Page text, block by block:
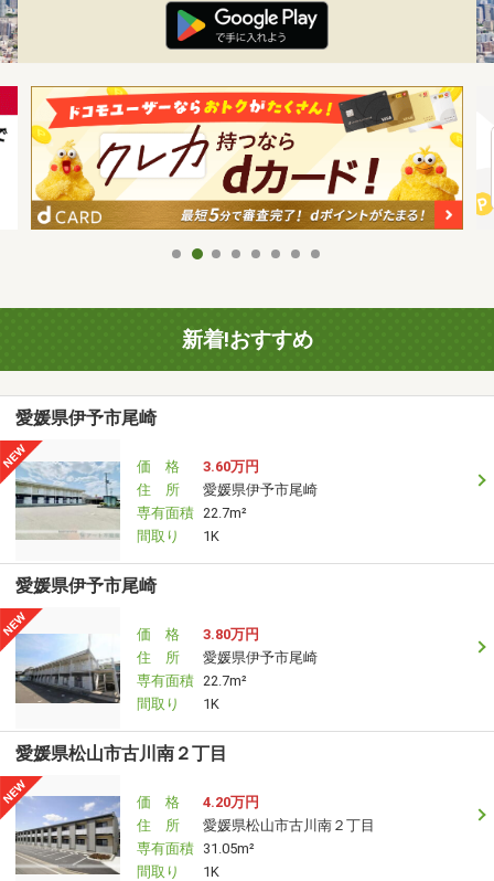
新着!おすすめ
愛媛県伊予市尾崎
価 格
3.60万円
住 所
愛媛県伊予市尾崎
専有面積 22.7m²
間取り
1K
愛媛県伊予市尾崎
価 格
3.80万円
住 所
愛媛県伊予市尾崎
専有面積 22.7m²
間取り
1K
愛媛県松山市古川南２丁目
価 格
4.20万円
住 所
愛媛県松山市古川南２丁目
専有面積 31.05m²
間取り
1K